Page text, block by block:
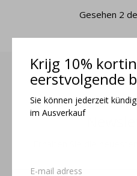
Krijg 10%
eerstvolgende
Sie können jederzeit
im Ausverkauf
Gesehen 2
Melden Sie